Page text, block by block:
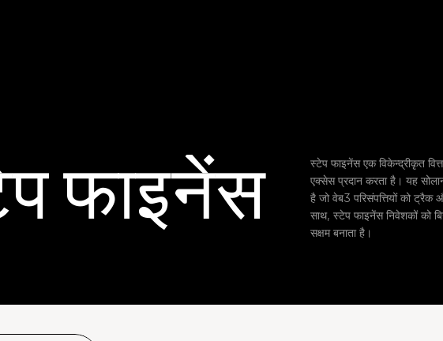
फाइनेंस
स्टेप फाइनेंस एक विकेन्द्रीकृत
एक्सेस प्रदान करता है। यह
है जो वेब3 परिसंपत्तियों को
साथ, स्टेप फाइनेंस निवेशकों को
सक्षम बनाता है।